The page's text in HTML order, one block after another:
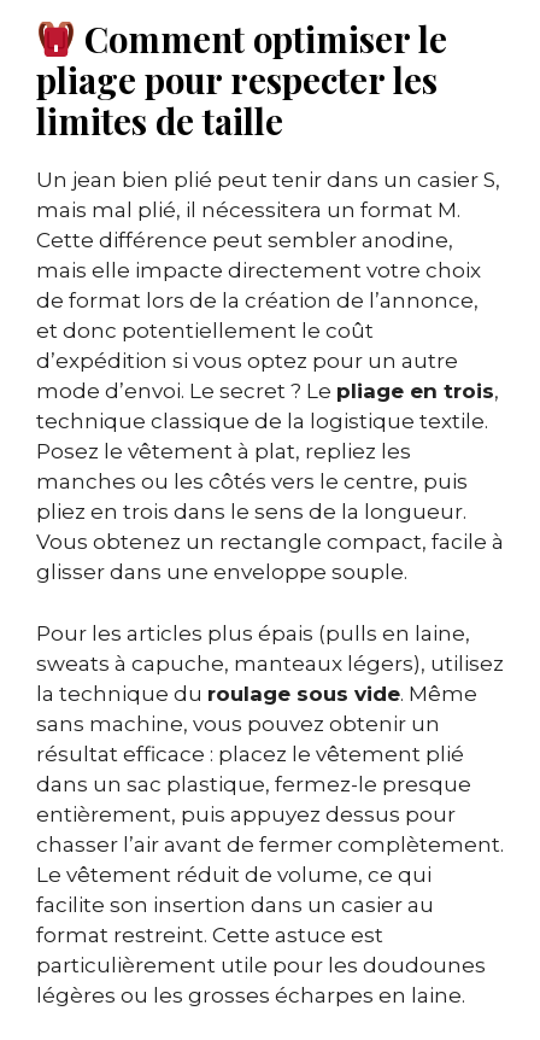
Comment optimiser le
pliage pour respecter les
limites de taille
Un jean bien plié peut tenir dans un casier S,
mais mal plié, il nécessitera un format M.
Cette différence peut sembler anodine,
mais elle impacte directement votre choix
de format lors de la création de l’annonce,
et donc potentiellement le coût
d’expédition si vous optez pour un autre
mode d’envoi. Le secret ? Le pliage en trois,
technique classique de la logistique textile.
Posez le vêtement à plat, repliez les
manches ou les côtés vers le centre, puis
pliez en trois dans le sens de la longueur.
Vous obtenez un rectangle compact, facile à
glisser dans une enveloppe souple.
Pour les articles plus épais (pulls en laine,
sweats à capuche, manteaux légers), utilisez
la technique du roulage sous vide. Même
sans machine, vous pouvez obtenir un
résultat efficace : placez le vêtement plié
dans un sac plastique, fermez-le presque
entièrement, puis appuyez dessus pour
chasser l’air avant de fermer complètement.
Le vêtement réduit de volume, ce qui
facilite son insertion dans un casier au
format restreint. Cette astuce est
particulièrement utile pour les doudounes
légères ou les grosses écharpes en laine.